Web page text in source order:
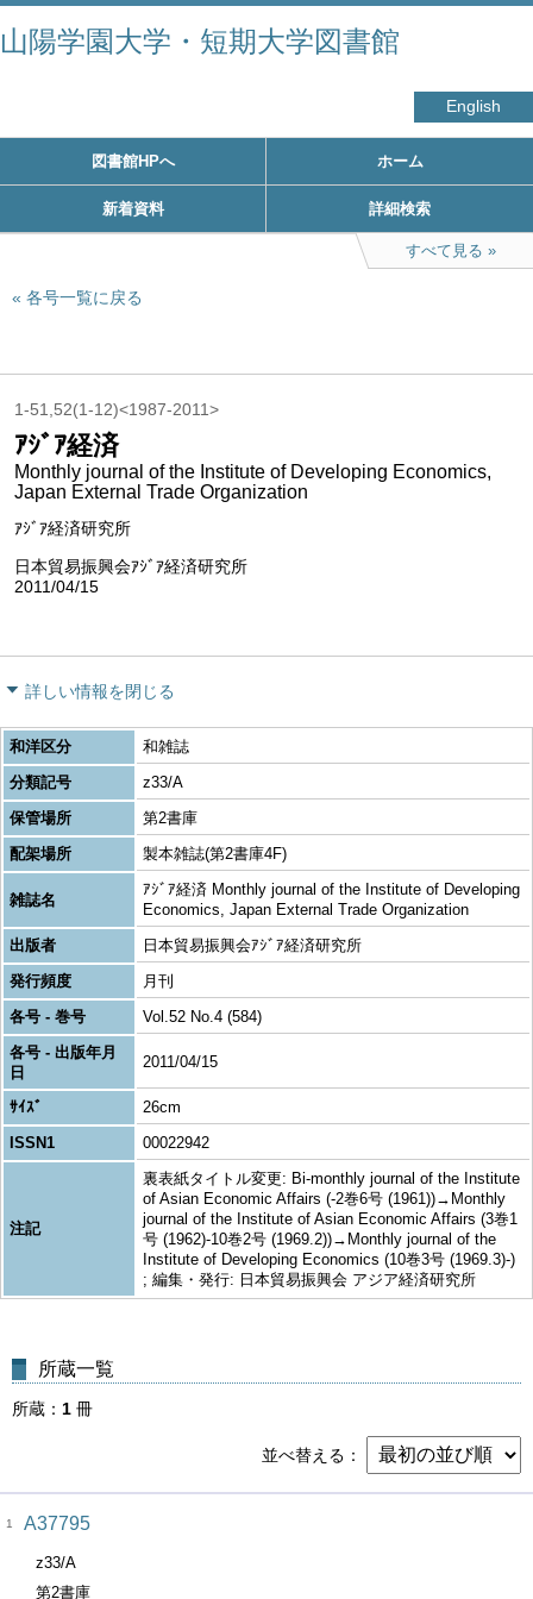
山陽学園大学・短期大学図書館
English
図書館HPへ ホーム
新着資料 詳細検索
すべて見る
各号一覧に戻る
1-51,52(1-12)<1987-2011>
ｱｼﾞｱ経済
Monthly journal of the Institute of Developing Economics,
Japan External Trade Organization
ｱｼﾞｱ経済研究所
日本貿易振興会ｱｼﾞｱ経済研究所
2011/04/15
詳しい情報を閉じる
和洋区分
和雑誌
分類記号
z33/A
保管場所
第2書庫
配架場所
製本雑誌(第2書庫4F)
雑誌名
ｱｼﾞｱ経済 Monthly journal of the Institute of Developing
Economics, Japan External Trade Organization
出版者
日本貿易振興会ｱｼﾞｱ経済研究所
発行頻度
月刊
各号 - 巻号
Vol.52 No.4 (584)
各号 - 出版年月
日
2011/04/15
ｻｲｽﾞ
26cm
ISSN1
00022942
注記
裏表紙タイトル変更: Bi-monthly journal of the Institute
of Asian Economic Affairs (-2巻6号 (1961))→Monthly
journal of the Institute of Asian Economic Affairs (3巻1
号 (1962)-10巻2号 (1969.2))→Monthly journal of the
Institute of Developing Economics (10巻3号 (1969.3)-)
; 編集・発行: 日本貿易振興会 アジア経済研究所
所蔵一覧
所蔵 1 冊
並べ替える
1 A37795
z33/A
第2書庫